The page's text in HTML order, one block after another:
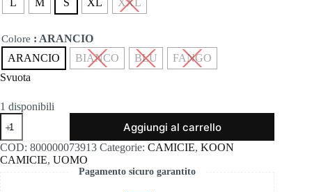
L
M S XL XXL
Colore : ARANCIO
ARANCIO
BIANCO BLU
FANGO
Svuota
1 disponibili
Camicia
coreana
koon
mussola
tinta
Aggiungi al carrello
COD: 800000073913 Categorie: CAMICIE, KOON
CAMICIE, UOMO
Pagamento sicuro garantito